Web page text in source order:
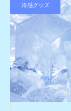
冷感グッズ